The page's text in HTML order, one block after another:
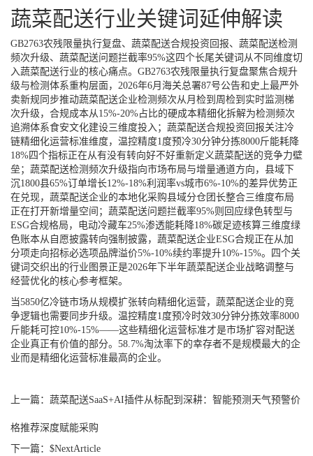
蔬菜配送行业关键词延伸解读
GB2763农残限量执行复盘、蔬菜配送合规投资回报、蔬菜配送检测
频次升级、蔬菜配送问题拦截率95%这四个长尾关键词从不同维度切
入蔬菜配送行业的核心痛点。GB2763农残限量执行复盘聚焦合规升
级与检测体系重构层面，2026年6月海关总署87号公告和史上最严外
卖新规同步推动蔬菜配送企业检测频次从月检到周检到实时监测梯
次升级，合规成本从15%-20%占比的硬成本精细化拆解为检测频次
追溯体系食安文化建设三维度投入；蔬菜配送合规投资回报关注冷
链精细化运营标准维度，温控精度1度预冷30分钟分拣8000斤能耗降
18%四个指标正在从有没有转向好不好重新定义蔬菜配送的竞争力壁
垒；蔬菜配送检测频次升级指向市场布局与增量通道方向，县域下
沉1800县65%订单增长12%-18%利润率vs城市6%-10%的差异优势正
在兑现，蔬菜配送企业的本地化采购县域分仓团长整合三维度布局
正在打开新增量空间；蔬菜配送问题拦截率95%则回应绿色转型与
ESG合规格局，电动冷藏车25%渗透能耗降18%碳足迹核算三维度绿
色账本从自愿披露转向强制披露，蔬菜配送企业ESG合规正在从加
分项走向招标必选项品牌溢价5%-10%续约率提升10%-15%。四个关
键词交织出的行业图景正是2026年下半年蔬菜配送企业战略调整与
经营优化的核心参考框架。
当5850亿冷链市场从规模扩张转向精细化运营，蔬菜配送企业的竞
争逻辑也需要同步升级。温控精度1度预冷时效30分钟分拣效率8000
斤能耗可控10%-15%——这些精细化运营标准才是市场扩容对配送
企业真正有价值的部分。58.7%淘汰率下的幸存者不是规模最大的企
业而是精细化运营标准最高的企业。
上一篇： 蔬菜配送SaaS+AI插件从标配到深耕：智能预测天气预警价
格推荐深度赋能采购
下一篇：$NextArticle